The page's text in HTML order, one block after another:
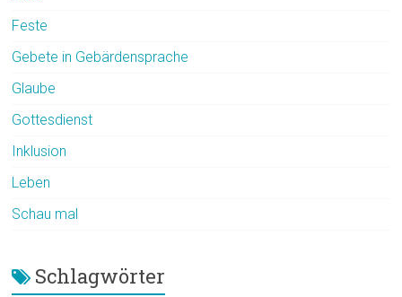
Feste
Gebete in Gebärdensprache
Glaube
Gottesdienst
Inklusion
Leben
Schau mal
Schlagwörter